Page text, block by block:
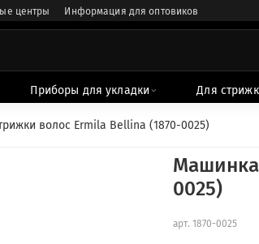
центры Информация для оптовиков
Приборы для укладки Для
волос Ermila Bellina (1870-0025)
арт. 1870-0025
Машинка
0025)